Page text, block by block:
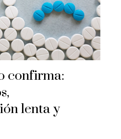
confirma:
lenta y